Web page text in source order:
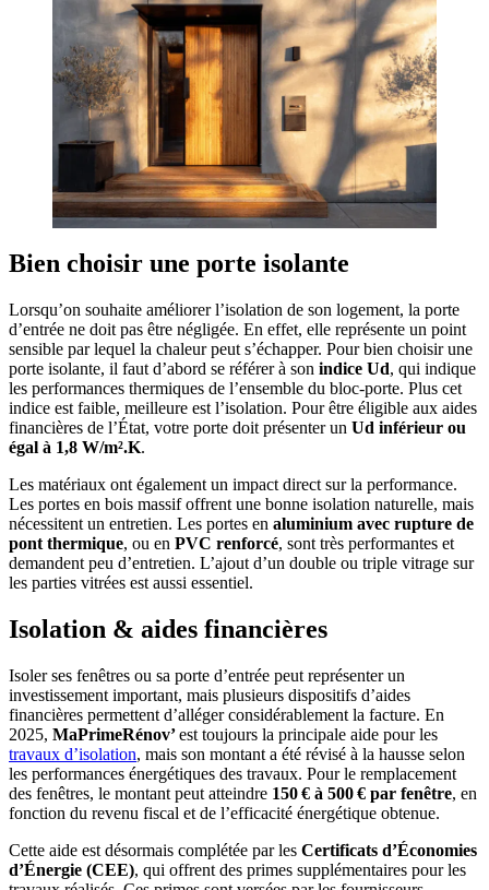
Bien choisir une porte isolante
Lorsqu’on souhaite améliorer l’isolation de son logement, la porte
d’entrée ne doit pas être négligée. En effet, elle représente un point
sensible par lequel la chaleur peut s’échapper. Pour bien choisir une
porte isolante, il faut d’abord se référer à son indice Ud, qui indique
les performances thermiques de l’ensemble du bloc‑porte. Plus cet
indice est faible, meilleure est l’isolation. Pour être éligible aux aides
financières de l’État, votre porte doit présenter un Ud inférieur ou
égal à 1,8 W/m².K.
Les matériaux ont également un impact direct sur la performance.
Les portes en bois massif offrent une bonne isolation naturelle, mais
nécessitent un entretien. Les portes en aluminium avec rupture de
pont thermique, ou en PVC renforcé, sont très performantes et
demandent peu d’entretien. L’ajout d’un double ou triple vitrage sur
les parties vitrées est aussi essentiel.
Isolation & aides financières
Isoler ses fenêtres ou sa porte d’entrée peut représenter un
investissement important, mais plusieurs dispositifs d’aides
financières permettent d’alléger considérablement la facture. En
2025, MaPrimeRénov’est toujours la principale aide pour les
travaux d’isolation, mais son montant a été révisé à la hausse selon
les performances énergétiques des travaux. Pour le remplacement
des fenêtres, le montant peut atteindre 150 € à 500 € par fenêtre, en
fonction du revenu fiscal et de l’efficacité énergétique obtenue.
Cette aide est désormais complétée par les Certificats d’Économies
d’Énergie (CEE), qui offrent des primes supplémentaires pour les